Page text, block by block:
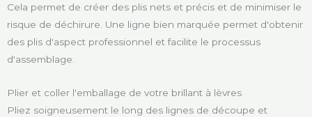
Cela permet de créer des plis nets et précis et de minimiser le
risque de déchirure. Une ligne bien marquée permet d'obtenir
des plis d'aspect professionnel et facilite le processus
d'assemblage.
Plier et coller l'emballage de votre brillant à lèvres
Pliez soigneusement le long des lignes de découpe et